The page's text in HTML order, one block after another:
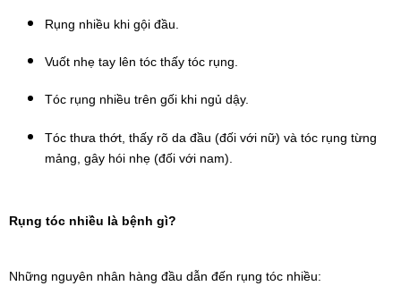
Rụng nhiều khi gội đầu.
Vuốt nhẹ tay lên tóc thấy tóc rụng.
Tóc rụng nhiều trên gối khi ngủ dậy.
Tóc thưa thớt, thấy rõ da đầu (đối với nữ) và tóc rụng từng
mảng, gây hói nhẹ (đối với nam).
Rụng tóc nhiều là bệnh gì?
Những nguyên nhân hàng đầu dẫn đến rụng tóc nhiều: